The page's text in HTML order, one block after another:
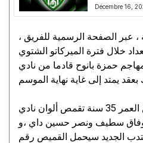
Décembre 16,
، عبر الصفحة الرسمية للفريق ،
خلال فترة الميركاتو الشتوي
حمزة بانوح قادما من نادي
و سبق لبانوح الذي يبلغ من العمر 35 سنة تقمص ألوان نادي
وفاق سطيف ونصر حسين داي ،و
الجديد سيحمل القميص رقم